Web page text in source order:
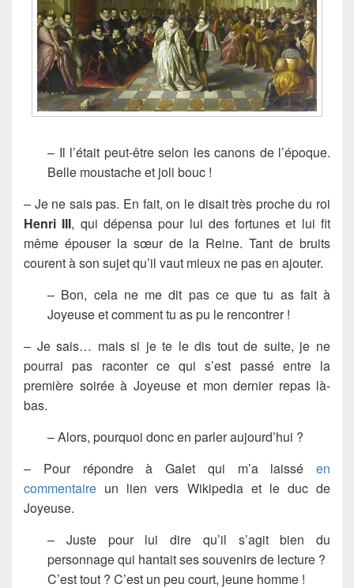
– Il l’était peut-être selon les canons de l’époque.
Belle moustache et joli bouc !
– Je ne sais pas. En fait, on le disait très proche du roi
Henri III, qui dépensa pour lui des fortunes et lui fit
même épouser la sœur de la Reine. Tant de bruits
courent à son sujet qu’il vaut mieux ne pas en ajouter.
– Bon, cela ne me dit pas ce que tu as fait à
Joyeuse et comment tu as pu le rencontrer !
– Je sais… mais si je te le dis tout de suite, je ne
pourrai pas raconter ce qui s’est passé entre la
première soirée à Joyeuse et mon dernier repas là-
bas.
– Alors, pourquoi donc en parler aujourd’hui ?
– Pour répondre à Galet qui m’a laissé en
commentaire un lien vers Wikipedia et le duc de
Joyeuse.
– Juste pour lui dire qu’il s’agit bien du
personnage qui hantait ses souvenirs de lecture ?
C’est tout ? C’est un peu court, jeune homme !